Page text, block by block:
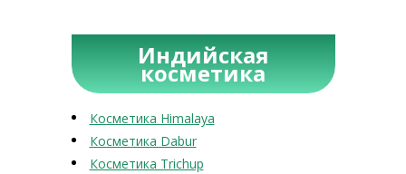
Индийская
косметика
Косметика Himalaya
Косметика Dabur
Косметика Trichup